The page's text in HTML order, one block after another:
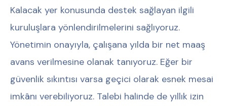
Kalacak yer konusunda destek sağlayan ilgili
kuruluşlara yönlendirilmelerini sağlıyoruz.
Yönetimin onayıyla, çalışana yılda bir net maaş
avans verilmesine olanak tanıyoruz. Eğer bir
güvenlik sıkıntısı varsa geçici olarak esnek mesai
imkânı verebiliyoruz. Talebi halinde de yıllık izin